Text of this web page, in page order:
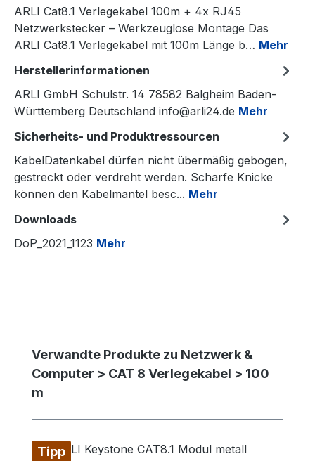
ARLI Cat8.1 Verlegekabel 100m + 4x RJ45
Netzwerkstecker – Werkzeuglose Montage Das
ARLI Cat8.1 Verlegekabel mit 100m Länge b… Mehr
Herstellerinformationen
ARLI GmbH Schulstr. 14 78582 Balgheim Baden-
Württemberg Deutschland info@arli24.de Mehr
Sicherheits- und Produktressourcen
KabelDatenkabel dürfen nicht übermäßig gebogen,
gestreckt oder verdreht werden. Scharfe Knicke
können den Kabelmantel besc... Mehr
Downloads
DoP_2021_1123 Mehr
Produktgalerie überspringen
Verwandte Produkte zu Netzwerk &
Computer > CAT 8 Verlegekabel > 100
m
Tipp